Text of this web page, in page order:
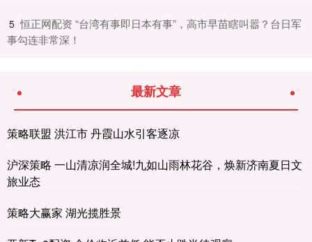
5 ​恒正网配资 “台湾有事即日本有事”，高市早苗瞎叫嚣？台日军
事勾连非常深！
最新文章
策略联盟 洪江市 丹霞山水引客逐凉
沪深策略 一山清凉润全城!九如山雨林花谷，焕新济南夏日文
旅业态
策略大赢家 湖光揽胜景